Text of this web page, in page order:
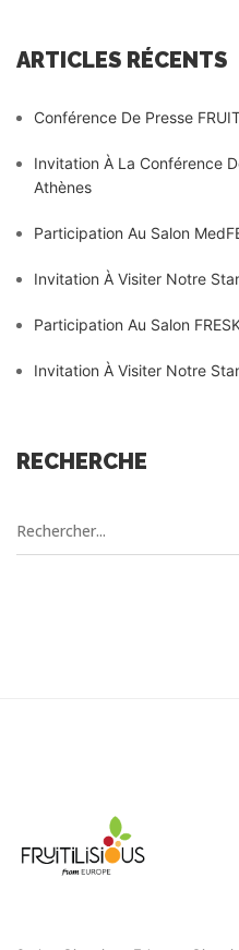
ARTICLES RÉCENTS
Conférence De Presse
Invitation À La Conférence
Athènes
Participation Au Salon
Invitation À Visiter Notre
Participation Au Salon
Invitation À Visiter Notre
RECHERCHE